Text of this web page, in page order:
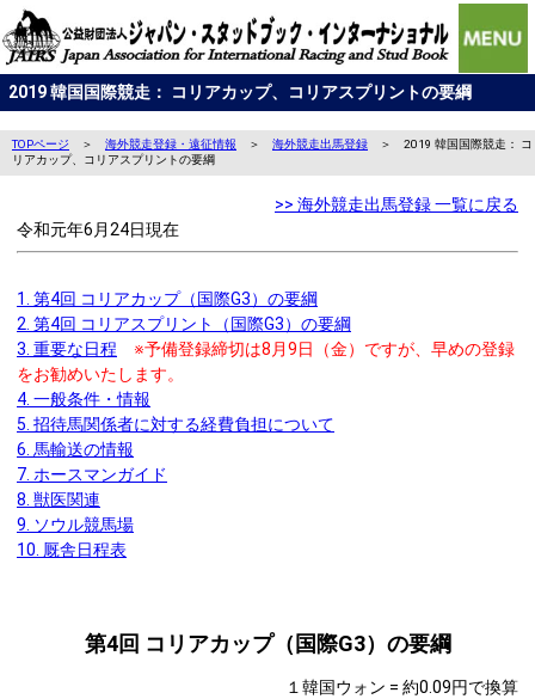
2019 韓国国際競走： コリアカップ、コリアスプリントの要綱
TOPページ ＞ 海外競走登録・遠征情報 ＞ 海外競走出馬登録 ＞ 2019 韓国国際競走： コ
リアカップ、コリアスプリントの要綱
>> 海外競走出馬登録 一覧に戻る
令和元年6月24日現在
1. 第4回 コリアカップ（国際G3）の要綱
2. 第4回 コリアスプリント（国際G3）の要綱
3. 重要な日程
※予備登録締切は8月9日（金）ですが、早めの登録
をお勧めいたします。
4. 一般条件・情報
5. 招待馬関係者に対する経費負担について
6. 馬輸送の情報
7. ホースマンガイド
8. 獣医関連
9. ソウル競馬場
10. 厩舎日程表
第4回 コリアカップ（国際G3）の要綱
１韓国ウォン = 約0.09円で換算